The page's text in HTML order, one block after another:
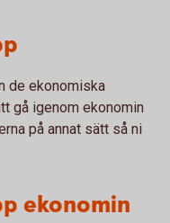
de ekonomiska
gå igenom ekonomin
på annat sätt så ni
ekonomin